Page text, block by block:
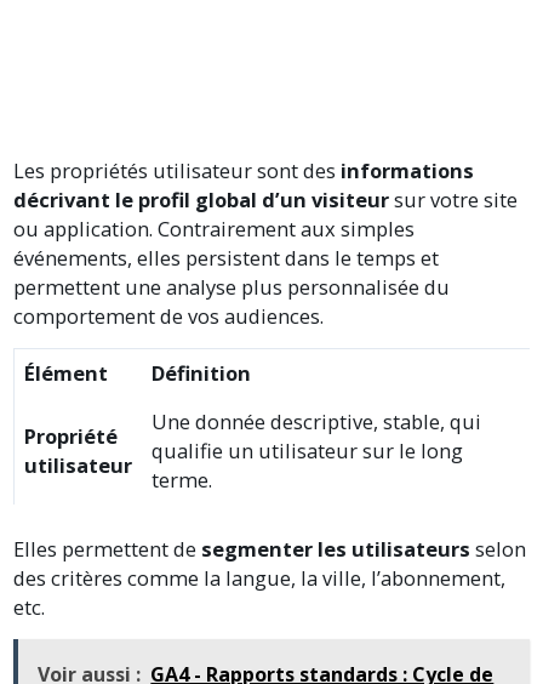
Les propriétés utilisateur sont des informations
décrivant le profil global d’un visiteursur votre site
ou application. Contrairement aux simples
événements, elles persistent dans le temps et
permettent une analyse plus personnalisée du
comportement de vos audiences.
Élément Définition
Propriété
utilisateur
Une donnée descriptive, stable, qui
qualifie un utilisateur sur le long
terme.
Elles permettent de segmenter les utilisateurs selon
des critères comme la langue, la ville, l’abonnement,
etc.
Voir aussi : GA4 - Rapports standards : Cycle de